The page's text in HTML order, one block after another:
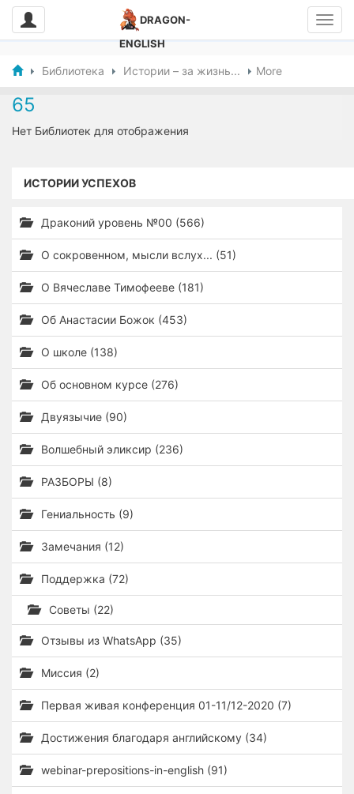
DRAGON-
ENGLISH
Библиотека Истории – за жизнь... More
65
Нет Библиотек для отображения
ИСТОРИИ УСПЕХОВ
Драконий уровень №00 (566)
О сокровенном, мысли вслух... (51)
О Вячеславе Тимофееве (181)
Об Анастасии Божок (453)
О школе (138)
Об основном курсе (276)
Двуязычие (90)
Волшебный эликсир (236)
РАЗБОРЫ (8)
Гениальность (9)
Замечания (12)
Поддержка (72)
Советы (22)
Отзывы из WhatsApp (35)
Миссия (2)
Первая живая конференция 01-11/12-2020 (7)
Достижения благодаря английскому (34)
webinar-prepositions-in-english (91)